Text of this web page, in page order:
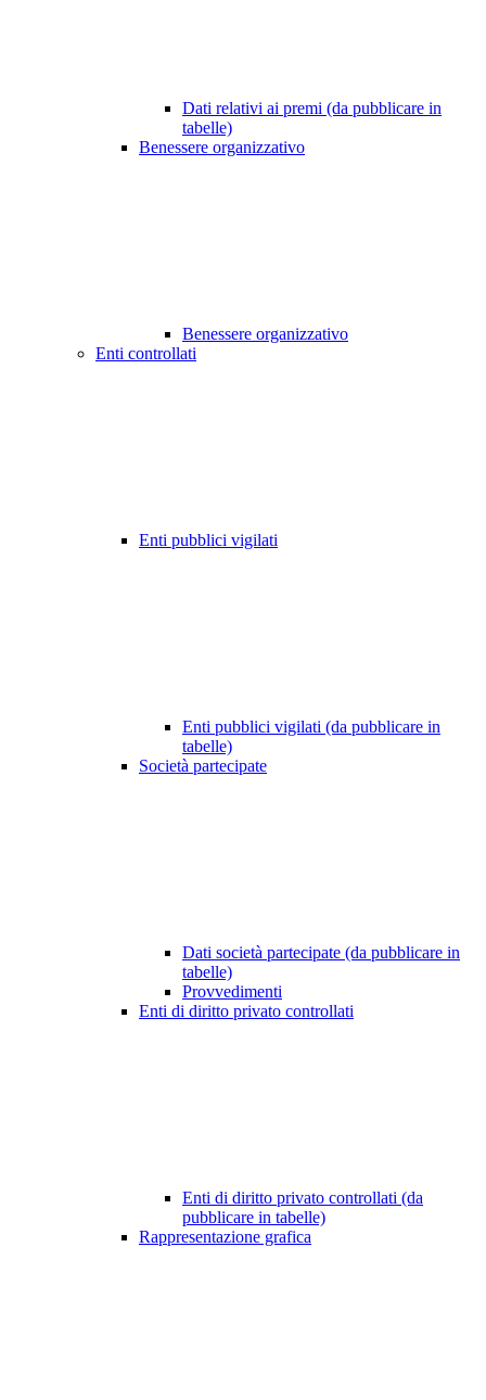
Dati relativi ai premi (da pubblicare in
tabelle)
Benessere organizzativo
Benessere organizzativo
Enti controllati
Enti pubblici vigilati
Enti pubblici vigilati (da pubblicare in
tabelle)
Società partecipate
Dati società partecipate (da pubblicare in
tabelle)
Provvedimenti
Enti di diritto privato controllati
Enti di diritto privato controllati (da
pubblicare in tabelle)
Rappresentazione grafica